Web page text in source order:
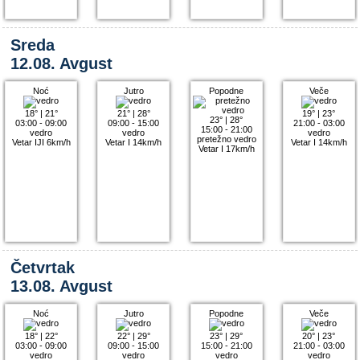
Sreda
12.08. Avgust
Noć
18°| 21°
03:00 - 09:00
vedro
Vetar IJI 6km/h
Jutro
21°| 28°
09:00 - 15:00
vedro
Vetar I 14km/h
Popodne
23° |28°
15:00 - 21:00
pretežno vedro
Vetar I 17km/h
Veče
19° |23°
21:00 - 03:00
vedro
Vetar I 14km/h
Četvrtak
13.08. Avgust
Noć
18°| 22°
03:00 - 09:00
vedro
Jutro
22°| 29°
09:00 - 15:00
vedro
Popodne
23° |29°
15:00 - 21:00
vedro
Veče
20° |23°
21:00 - 03:00
vedro